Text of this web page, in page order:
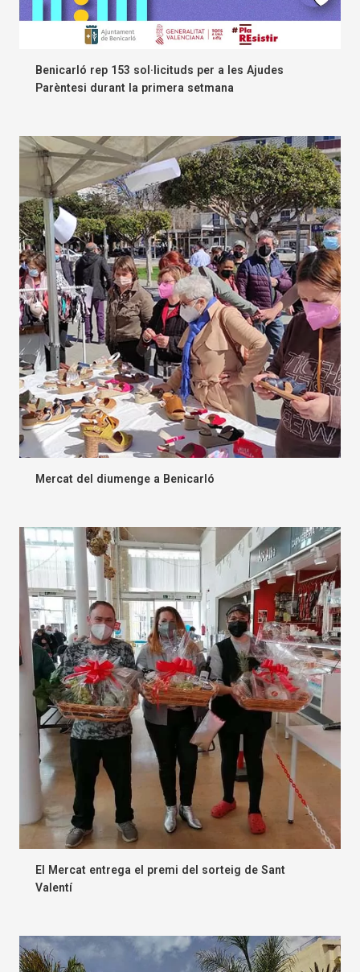
Benicarló rep 153 sol·licituds per a les Ajudes
Parèntesi durant la primera setmana
Mercat del diumenge a Benicarló
El Mercat entrega el premi del sorteig de Sant
Valentí